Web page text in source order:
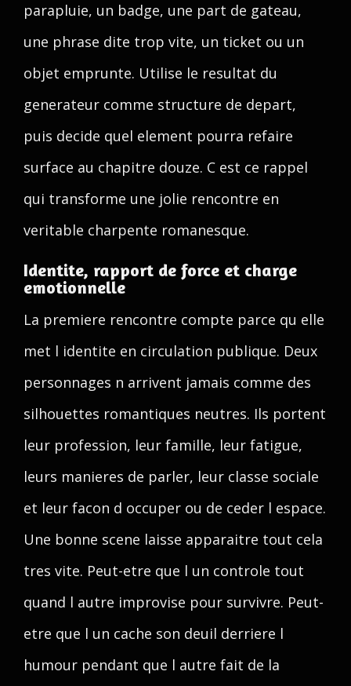
parapluie, un badge, une part de gateau,
une phrase dite trop vite, un ticket ou un
objet emprunte. Utilise le resultat du
generateur comme structure de depart,
puis decide quel element pourra refaire
surface au chapitre douze. C est ce rappel
qui transforme une jolie rencontre en
veritable charpente romanesque.
Identite, rapport de force et charge
emotionnelle
La premiere rencontre compte parce qu elle
met l identite en circulation publique. Deux
personnages n arrivent jamais comme des
silhouettes romantiques neutres. Ils portent
leur profession, leur famille, leur fatigue,
leurs manieres de parler, leur classe sociale
et leur facon d occuper ou de ceder l espace.
Une bonne scene laisse apparaitre tout cela
tres vite. Peut-etre que l un controle tout
quand l autre improvise pour survivre. Peut-
etre que l un cache son deuil derriere l
humour pendant que l autre fait de la